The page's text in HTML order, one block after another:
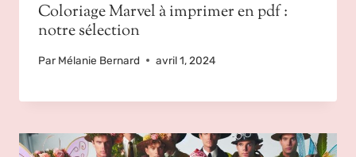
Coloriage Marvel à imprimer en pdf :
notre sélection
Par Mélanie Bernard avril 1, 2024